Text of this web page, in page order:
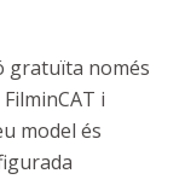
gratuïta només
i
model és